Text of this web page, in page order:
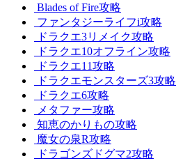
Blades of Fire攻略
ファンタジーライフi攻略
ドラクエ3リメイク攻略
ドラクエ10オフライン攻略
ドラクエ11攻略
ドラクエモンスターズ3攻略
ドラクエ6攻略
メタファー攻略
知恵のかりもの攻略
魔女の泉R攻略
ドラゴンズドグマ2攻略